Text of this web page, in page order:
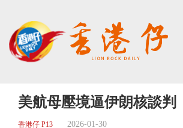
美航母壓境逼伊朗核談判
香港仔 P13 2026-01-30